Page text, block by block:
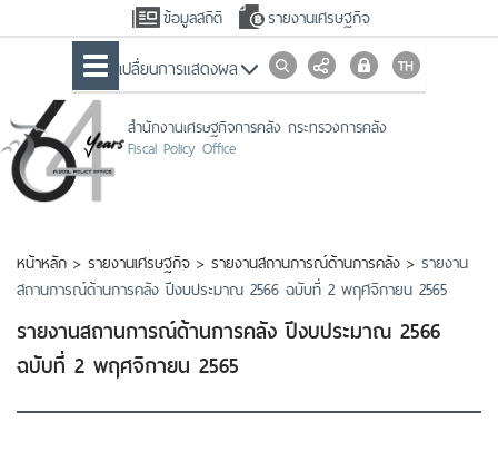
ข้อมูลสถิติ รายงานเศรษฐกิจ
เปลื่ยนการแสดงผล
สำนักงานเศรษฐกิจการคลัง กระทรวงการคลัง
Fiscal Policy Office
หน้าหลัก > รายงานเศรษฐกิจ > รายงานสถานการณ์ด้านการคลัง > รายงาน
สถานการณ์ด้านการคลัง ปีงบประมาณ 2566 ฉบับที่ 2 พฤศจิกายน 2565
รายงานสถานการณ์ด้านการคลัง ปีงบประมาณ 2566
ฉบับที่ 2 พฤศจิกายน 2565